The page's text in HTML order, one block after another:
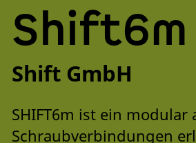
Shift6m
Shift GmbH
SHIFT6m ist ein
Schraubverbindungen